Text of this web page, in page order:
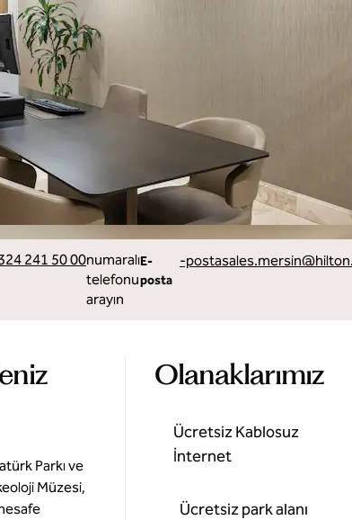
241 50 00numaralı
telefonu
arayın
E-
posta
E -postasales.mersin
Parkı ve
Müzesi,
Olanaklarımız
Ücretsiz Kablosuz
İnternet
Ücretsiz park alanı